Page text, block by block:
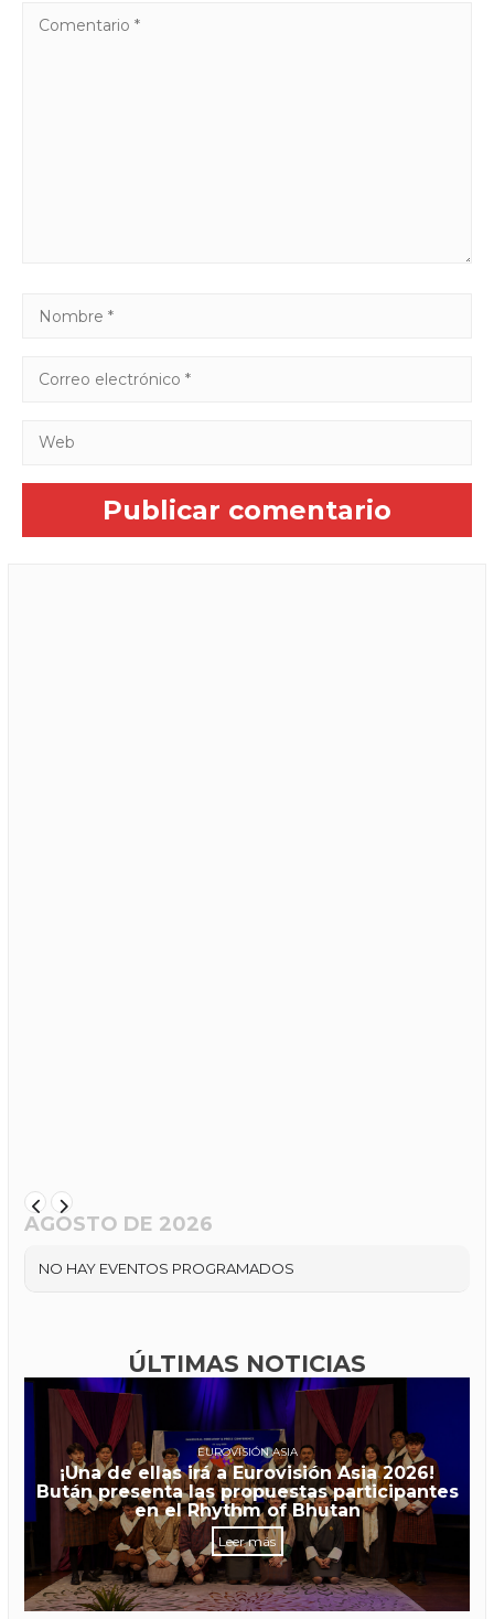
AGOSTO DE 2026
NO HAY EVENTOS PROGRAMADOS
ÚLTIMAS NOTICIAS
EUROVISIÓN ASIA
¡Una de ellas irá a Eurovisión Asia 2026!
Bután presenta las propuestas participantes
en el Rhythm of Bhutan
Leer más